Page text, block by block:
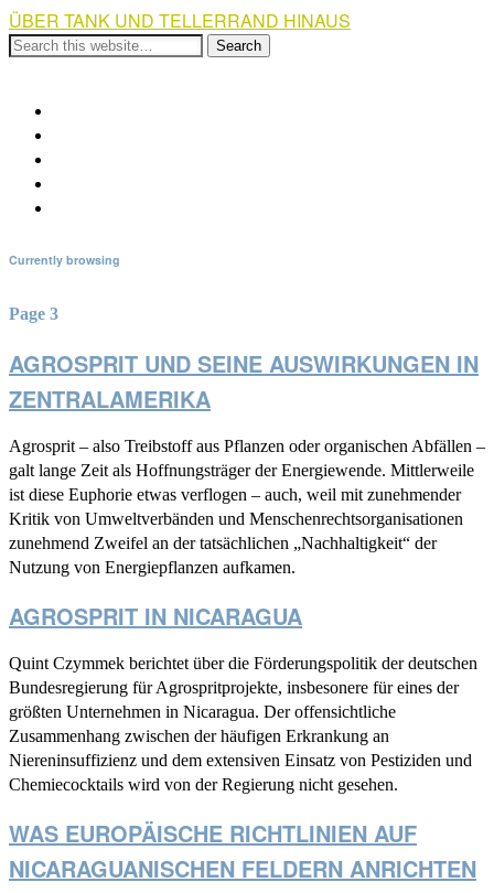
ÜBER TANK UND TELLERRAND HINAUS
Currently browsing
Page 3
AGROSPRIT UND SEINE AUSWIRKUNGEN IN
ZENTRALAMERIKA
Agrosprit – also Treibstoff aus Pflanzen oder organischen Abfällen –
galt lange Zeit als Hoffnungsträger der Energiewende. Mittlerweile
ist diese Euphorie etwas verflogen – auch, weil mit zunehmender
Kritik von Umweltverbänden und Menschenrechtsorganisationen
zunehmend Zweifel an der tatsächlichen „Nachhaltigkeit“ der
Nutzung von Energiepflanzen aufkamen.
AGROSPRIT IN NICARAGUA
Quint Czymmek berichtet über die Förderungspolitik der deutschen
Bundesregierung für Agrospritprojekte, insbesonere für eines der
größten Unternehmen in Nicaragua. Der offensichtliche
Zusammenhang zwischen der häufigen Erkrankung an
Niereninsuffizienz und dem extensiven Einsatz von Pestiziden und
Chemiecocktails wird von der Regierung nicht gesehen.
WAS EUROPÄISCHE RICHTLINIEN AUF
NICARAGUANISCHEN FELDERN ANRICHTEN